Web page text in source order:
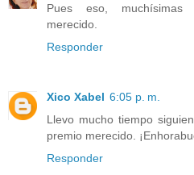
Pues eso, muchísimas
merecido.
Responder
Xico Xabel 6:05 p. m.
Llevo mucho tiempo
premio merecido.
Responder